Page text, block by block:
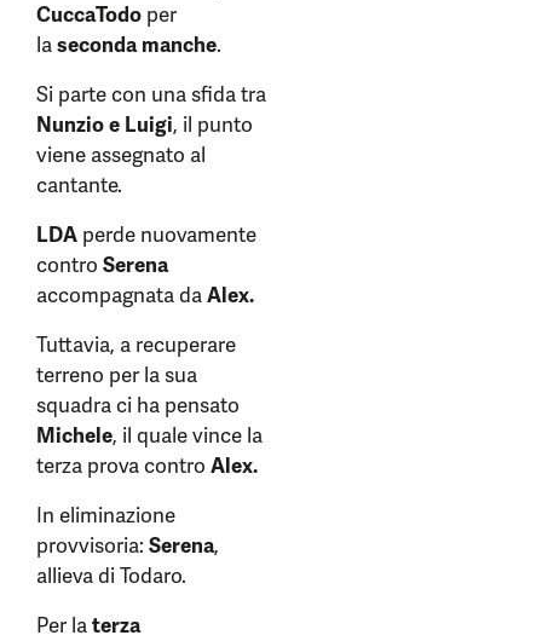
CuccaTodo per
laseconda manche.
Si parte con una sfida tra
Nunzio e Luigi, il punto
viene assegnato al
cantante.
LDA perde nuovamente
contro Serena
accompagnata daAlex.
Tuttavia, a recuperare
terreno per la sua
squadra ci ha pensato
Michele, il quale vince la
terza prova contro Alex.
In eliminazione
provvisoria: Serena,
allieva di Todaro.
Per laterza